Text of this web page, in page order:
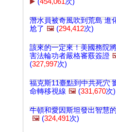
潛水員被奇風吹到荒島 進
尬了 🖼️ (294,412次)
該來的一定來！美國務院
害法輪功者嚴格審覈簽證
(327,997次)
福克斯11臺點到中共死穴
命轉移視線 🖼️ (331,670次)
牛頓和愛因斯坦發出智慧
🖼️ (324,491次)